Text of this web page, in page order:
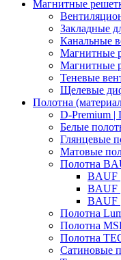
Магнитные
Закладные
Канальные
Магнитные
Магнитные
Теневые
Щелевые
Полотна
D-Premium |
Белые
Глянцевые
Матовые
Полотна
BAUF
BAUF
BAUF
Полотна
Полотна
Полотна
Сатиновые